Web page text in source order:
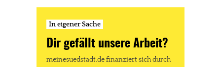
In eigener Sache
Dir gefällt unsere Arbeit?
meinesuedstadt.de finanziert sich durch